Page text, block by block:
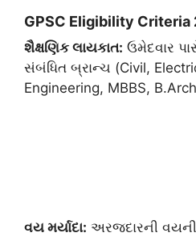
​GPSC Eligibility Criteria
શૈક્ષણિક લાયકાત: ઉમેદવાર
સંબંધિત બ્રાન્ચ (Civil,
Engineering, MBBS,
વય મર્યાદા: અરજદારની